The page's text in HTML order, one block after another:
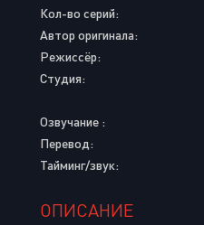
Кол-во серий:
Автор оригинала:
Режиссёр:
Студия:
Озвучание :
Перевод:
Тайминг/звук:
ОПИСАНИЕ